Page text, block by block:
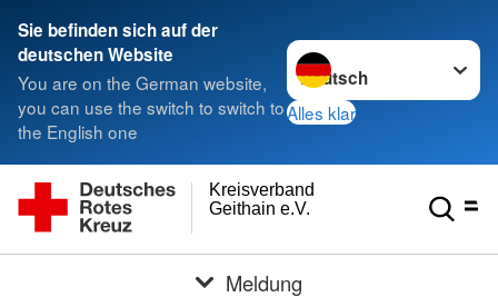
Sie befinden sich auf der
deutschen Website
You are on the German website,
you can use the switch to switch to
the English one
Sprache wechseln zu
Alles klar
Geithain e.V.
Kreisverband
Meldung